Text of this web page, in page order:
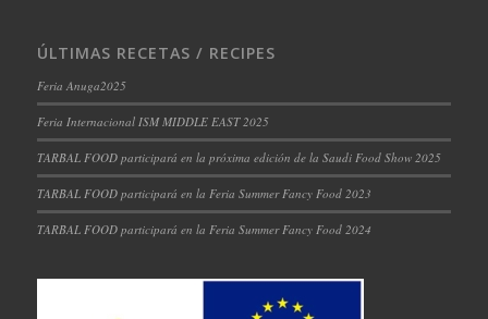
ÚLTIMAS RECETAS / RECIPES
Feria Anuga2025
Feria Internacional ISM MIDDLE EAST 2025
TARBAL FOOD participará en la próxima edición de la Saudi Food Show 2025
TARBAL FOOD participará en la Feria Summer Fancy Food 2023
TARBAL FOOD participará en la Feria Summer Fancy Food 2024